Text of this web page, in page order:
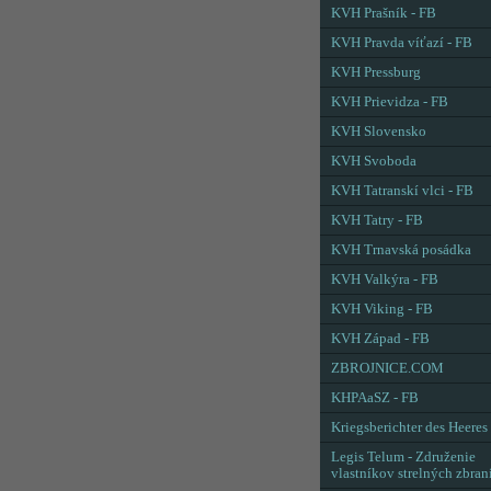
KVH Prašník - FB
KVH Pravda víťazí - FB
KVH Pressburg
KVH Prievidza - FB
KVH Slovensko
KVH Svoboda
KVH Tatranskí vlci - FB
KVH Tatry - FB
KVH Trnavská posádka
KVH Valkýra - FB
KVH Viking - FB
KVH Západ - FB
ZBROJNICE.COM
KHPAaSZ - FB
Kriegsberichter des Heeres
Legis Telum - Združenie
vlastníkov strelných